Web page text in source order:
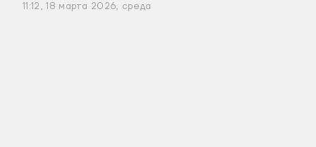
11:12, 18 марта 2026, среда